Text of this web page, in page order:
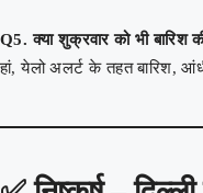
Q5. क्या शुक्रवार को भी बारिश
हां, येलो अलर्ट के तहत बारिश,